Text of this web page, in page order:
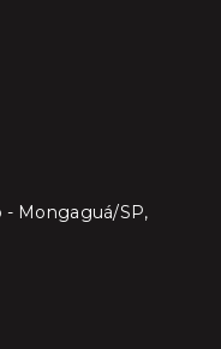
- Mongaguá/SP,